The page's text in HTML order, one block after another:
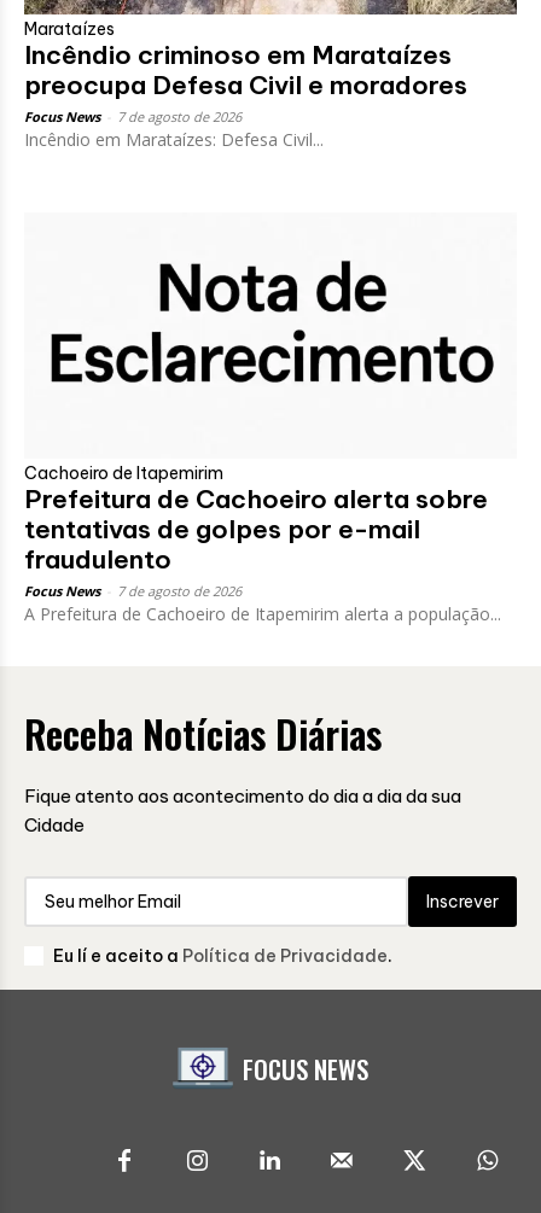
Marataízes
Incêndio criminoso em Marataízes
preocupa Defesa Civil e moradores
Focus News 7 de agosto de 2026
Incêndio em Marataízes: Defesa Civil...
Cachoeiro de Itapemirim
Prefeitura de Cachoeiro alerta sobre
tentativas de golpes por e-mail
fraudulento
Focus News 7 de agosto de 2026
A Prefeitura de Cachoeiro de Itapemirim alerta a população...
Receba Notícias Diárias
Fique atento aos acontecimento do dia a dia da sua
Cidade
Inscrever
Eu lí e aceito a Política de Privacidade.
FOCUS NEWS